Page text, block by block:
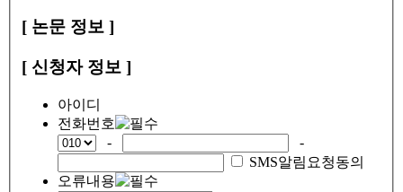
[ 논문 정보 ]
[ 신청자 정보 ]
아이디
전화번호
-
-
SMS알림요청동의
오류내용